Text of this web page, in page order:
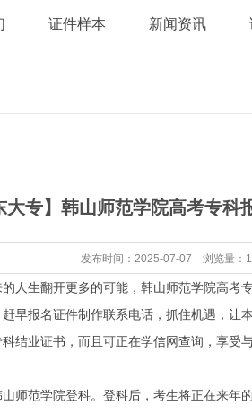
证件样本 新闻资讯
大专】韩山师范学院高考专科
发布时间：2025-07-07 浏览量：
生翻开更多的可能，韩山师范学院高考
早报名证件制作联系电话，抓住机遇，让
业证书，而且可正在学信网查询，享受
范学院登科。登科后，考生将正在来年的